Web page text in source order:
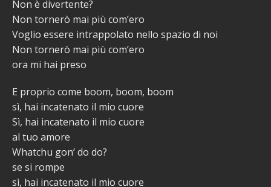
Non è divertente?
Non tornerò mai più com’ero
Voglio essere intrappolato nello spazio di noi
Non tornerò mai più com’ero
ora mi hai preso
E proprio come boom, boom, boom
sì, hai incatenato il mio cuore
Sì, hai incatenato il mio cuore
al tuo amore
Whatchu gon’ do do?
se si rompe
sì, hai incatenato il mio cuore